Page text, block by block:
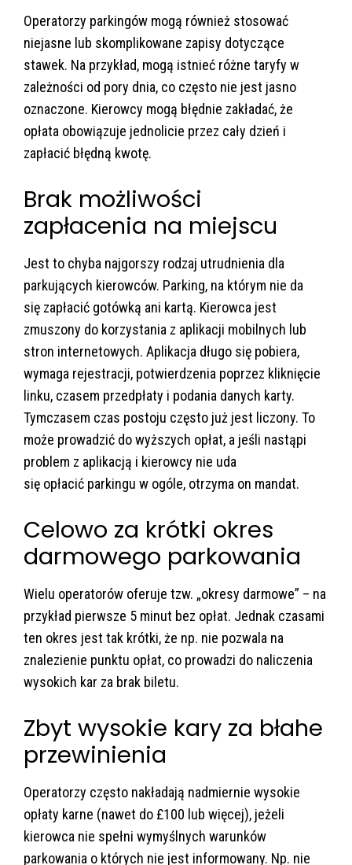
Operatorzy parkingów mogą również stosować
niejasne lub skomplikowane zapisy dotyczące
stawek. Na przykład, mogą istnieć różne taryfy w
zależności od pory dnia, co często nie jest jasno
oznaczone. Kierowcy mogą błędnie zakładać, że
opłata obowiązuje jednolicie przez cały dzień​ i
zapłacić błędną kwotę.
Brak możliwości
zapłacenia na miejscu
Jest to chyba najgorszy rodzaj utrudnienia dla
parkujących kierowców. Parking, na którym nie da
się zapłacić gotówką ani kartą. Kierowca jest
zmuszony do korzystania z aplikacji mobilnych lub
stron internetowych. Aplikacja długo się pobiera,
wymaga rejestracji, potwierdzenia poprzez kliknięcie
linku, czasem przedpłaty i podania danych karty.
Tymczasem czas postoju często już jest liczony. To
może prowadzić do wyższych opłat, a jeśli nastąpi
problem z aplikacją i kierowcy nie uda
się opłacić parkingu w ogóle, otrzyma on mandat.
Celowo za krótki okres
darmowego parkowania
Wielu operatorów oferuje tzw. „okresy darmowe” – na
przykład pierwsze 5 minut bez opłat. Jednak czasami
ten okres jest tak krótki, że np. nie pozwala na
znalezienie punktu opłat, co prowadzi do naliczenia
wysokich kar za brak biletu.
Zbyt wysokie kary za błahe
przewinienia
Operatorzy często nakładają nadmiernie wysokie
opłaty karne (nawet do £100 lub więcej), jeżeli
kierowca nie spełni wymyślnych warunków
parkowania o których nie jest informowany. Np. nie